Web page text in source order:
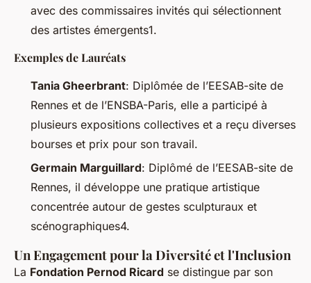
avec des commissaires invités qui sélectionnent
des artistes émergents1.
Exemples de Lauréats
Tania Gheerbrant: Diplômée de l’EESAB-site de
Rennes et de l’ENSBA-Paris, elle a participé à
plusieurs expositions collectives et a reçu diverses
bourses et prix pour son travail.
Germain Marguillard: Diplômé de l’EESAB-site de
Rennes, il développe une pratique artistique
concentrée autour de gestes sculpturaux et
scénographiques4.
Un Engagement pour la Diversité et l'Inclusion
La Fondation Pernod Ricard se distingue par son